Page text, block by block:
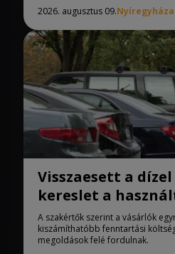
2026. augusztus 09.Nyíregyháza
Visszaesett a
kereslet a
A szakértők szerint a vásárlók
kiszámíthatóbb fenntartási
megoldások felé fordulnak.